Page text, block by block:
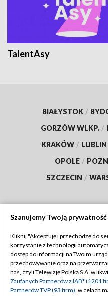
TalentAsy
BIAŁYSTOK /
GORZÓW WLKP. /
KRAKÓW / LUBLIN
OPOLE /
SZCZECIN /
Abonament TVP
Emisja w TVP
Szanujemy Twoją prywatność
Kliknij "Akceptuję i przechodzę do
korzystanie z technologii
dostęp do informacji na Twoim
przechowywanie oraz na
nas, czyli Telewizję Polską S.A. w
Zaufanych Partnerów z IAB* (1201
Partnerów TVP (93 firm), w celach